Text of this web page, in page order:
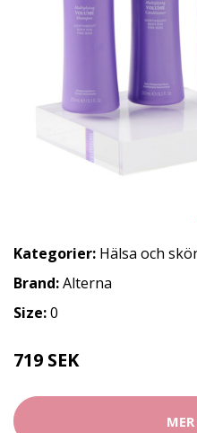
Kategorier: Hälsa och
Brand:Alterna
Size:0
719 SEK